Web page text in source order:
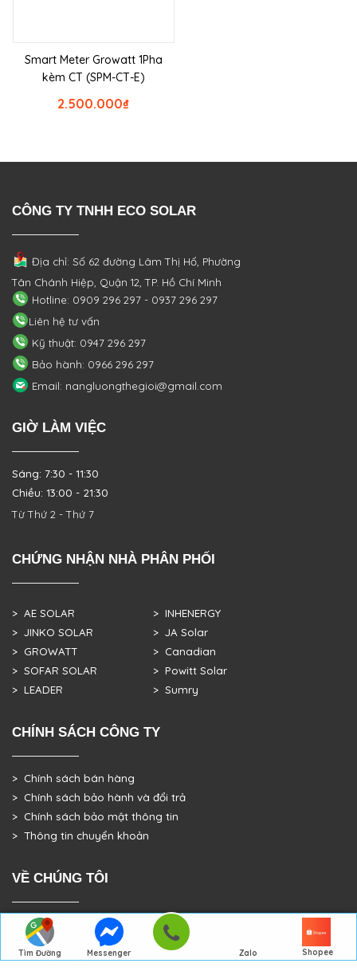
Tìm Đường
Messenger
Zalo Shopee
Smart Meter Growatt 1Pha
kèm CT (SPM-CT-E)
₫
2.500.000
CÔNG TY TNHH ECO SOLAR
Địa chỉ: Số 62 đường Lâm Thị Hố, Phường
Tân Chánh Hiệp, Quận 12, TP. Hồ Chí Minh
Hotline: 0909 296 297 - 0937 296 297
Liên hệ tư vấn
Kỹ thuật: 0947 296 297
Bảo hành: 0966 296 297
Email: nangluongthegioi@gmail.com
GIỜ LÀM VIỆC
Sáng: 7:30 - 11:30
Chiều: 13:00 - 21:30
Từ Thứ 2 - Thứ 7
CHỨNG NHẬN NHÀ PHÂN PHỐI
> AE SOLAR
> JINKO SOLAR
> GROWATT
> SOFAR SOLAR
> LEADER
> INHENERGY
> JA Solar
> Canadian
> Powitt Solar
> Sumry
CHÍNH SÁCH CÔNG TY
> Chính sách bán hàng
> Chính sách bảo hành và đổi trả
> Chính sách bảo mật thông tin
> Thông tin chuyển khoản
VỀ CHÚNG TÔI
> GIỚI THIỆU
> TRANG CHỦ
> DỰ ÁN THỰC TẾ